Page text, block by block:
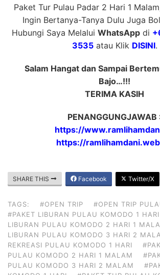
Paket Tur Pulau Padar 2 Hari 1
Ingin Bertanya-Tanya Dulu Juga
Hubungi Saya Melalui WhatsAppdi
3535atau Klik DISINI.
Salam Hangat dan Sampai
Bajo…!!!
TERIMA KASIH
PENANGGUNGJAWAB
https://
https://
SHARE THIS Facebook Twitter/X
TAGS: #OPEN TRIP
#OPEN TRIP
#PAKET LIBURAN PULAU KOMODO 1 HARI
LIBURAN PULAU KOMODO 2 HARI 1
LIBURAN PULAU KOMODO 3 HARI 2
REKREASI PULAU KOMODO 1 HARI
PULAU KOMODO 2 HARI 1 MALAM
PULAU KOMODO 3 HARI 2 MALAM